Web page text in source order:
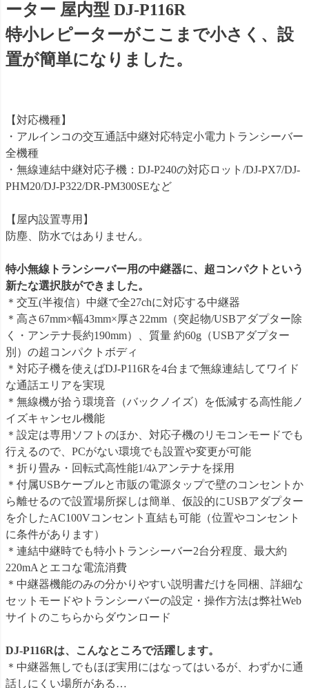
ーター 屋内型 DJ-P116R
特小レピーターがここまで小さく、設
置が簡単になりました。
【対応機種】
・アルインコの交互通話中継対応特定小電力トランシーバー
全機種
・無線連結中継対応子機：DJ-P240の対応ロット/DJ-PX7/DJ-
PHM20/DJ-P322/DR-PM300SEなど
【屋内設置専用】
防塵、防水ではありません。
特小無線トランシーバー用の中継器に、超コンパクトという
新たな選択肢ができました。
＊交互(半複信）中継で全27chに対応する中継器
＊高さ67mm×幅43mm×厚さ22mm（突起物/USBアダプター除
く・アンテナ長約190mm）、質量 約60g（USBアダプター
別）の超コンパクトボディ
＊対応子機を使えばDJ-P116Rを4台まで無線連結してワイド
な通話エリアを実現
＊無線機が拾う環境音（バックノイズ）を低減する高性能ノ
イズキャンセル機能
＊設定は専用ソフトのほか、対応子機のリモコンモードでも
行えるので、PCがない環境でも設置や変更が可能
＊折り畳み・回転式高性能1/4λアンテナを採用
＊付属USBケーブルと市販の電源タップで壁のコンセントか
ら離せるので設置場所探しは簡単、仮設的にUSBアダプター
を介したAC100Vコンセント直結も可能（位置やコンセント
に条件があります）
＊連結中継時でも特小トランシーバー2台分程度、最大約
220mAとエコな電流消費
＊中継器機能のみの分かりやすい説明書だけを同梱、詳細な
セットモードやトランシーバーの設定・操作方法は弊社Web
サイトのこちらからダウンロード
DJ-P116Rは、こんなところで活躍します。
＊中継器無しでもほぼ実用にはなってはいるが、わずかに通
話しにくい場所がある…